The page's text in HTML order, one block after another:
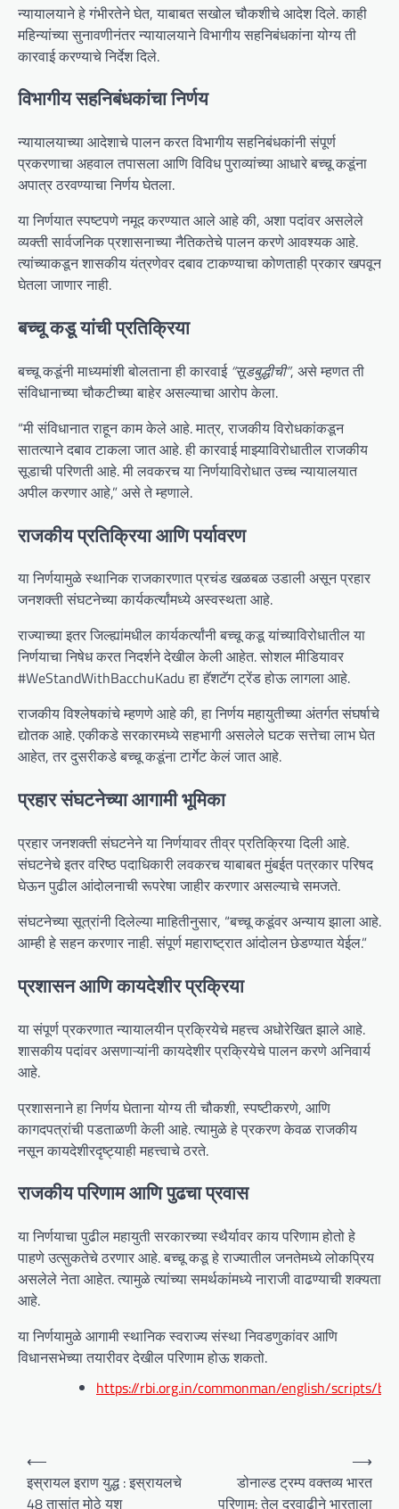
न्यायालयाने हे गंभीरतेने घेत, याबाबत सखोल चौकशीचे आदेश दिले. काही
महिन्यांच्या सुनावणीनंतर न्यायालयाने विभागीय सहनिबंधकांना योग्य ती
कारवाई करण्याचे निर्देश दिले.
विभागीय सहनिबंधकांचा निर्णय
न्यायालयाच्या आदेशाचे पालन करत विभागीय सहनिबंधकांनी संपूर्ण
प्रकरणाचा अहवाल तपासला आणि विविध पुराव्यांच्या आधारे बच्चू कडूंना
अपात्र ठरवण्याचा निर्णय घेतला.
या निर्णयात स्पष्टपणे नमूद करण्यात आले आहे की, अशा पदांवर असलेले
व्यक्ती सार्वजनिक प्रशासनाच्या नैतिकतेचे पालन करणे आवश्यक आहे.
त्यांच्याकडून शासकीय यंत्रणेवर दबाव टाकण्याचा कोणताही प्रकार खपवून
घेतला जाणार नाही.
बच्चू कडू यांची प्रतिक्रिया
बच्चू कडूंनी माध्यमांशी बोलताना ही कारवाई “सूडबुद्धीची”, असे म्हणत ती
संविधानाच्या चौकटीच्या बाहेर असल्याचा आरोप केला.
“मी संविधानात राहून काम केले आहे. मात्र, राजकीय विरोधकांकडून
सातत्याने दबाव टाकला जात आहे. ही कारवाई माझ्याविरोधातील राजकीय
सूडाची परिणती आहे. मी लवकरच या निर्णयाविरोधात उच्च न्यायालयात
अपील करणार आहे,” असे ते म्हणाले.
राजकीय प्रतिक्रिया आणि पर्यावरण
या निर्णयामुळे स्थानिक राजकारणात प्रचंड खळबळ उडाली असून प्रहार
जनशक्ती संघटनेच्या कार्यकर्त्यांमध्ये अस्वस्थता आहे.
राज्याच्या इतर जिल्ह्यांमधील कार्यकर्त्यांनी बच्चू कडू यांच्याविरोधातील या
निर्णयाचा निषेध करत निदर्शने देखील केली आहेत. सोशल मीडियावर
#WeStandWithBacchuKadu हा हॅशटॅग ट्रेंड होऊ लागला आहे.
राजकीय विश्लेषकांचे म्हणणे आहे की, हा निर्णय महायुतीच्या अंतर्गत संघर्षाचे
द्योतक आहे. एकीकडे सरकारमध्ये सहभागी असलेले घटक सत्तेचा लाभ घेत
आहेत, तर दुसरीकडे बच्चू कडूंना टार्गेट केलं जात आहे.
प्रहार संघटनेच्या आगामी भूमिका
प्रहार जनशक्ती संघटनेने या निर्णयावर तीव्र प्रतिक्रिया दिली आहे.
संघटनेचे इतर वरिष्ठ पदाधिकारी लवकरच याबाबत मुंबईत पत्रकार परिषद
घेऊन पुढील आंदोलनाची रूपरेषा जाहीर करणार असल्याचे समजते.
संघटनेच्या सूत्रांनी दिलेल्या माहितीनुसार, “बच्चू कडूंवर अन्याय झाला आहे.
आम्ही हे सहन करणार नाही. संपूर्ण महाराष्ट्रात आंदोलन छेडण्यात येईल.”
प्रशासन आणि कायदेशीर प्रक्रिया
या संपूर्ण प्रकरणात न्यायालयीन प्रक्रियेचे महत्त्व अधोरेखित झाले आहे.
शासकीय पदांवर असणाऱ्यांनी कायदेशीर प्रक्रियेचे पालन करणे अनिवार्य
आहे.
प्रशासनाने हा निर्णय घेताना योग्य ती चौकशी, स्पष्टीकरणे, आणि
कागदपत्रांची पडताळणी केली आहे. त्यामुळे हे प्रकरण केवळ राजकीय
नसून कायदेशीरदृष्ट्याही महत्त्वाचे ठरते.
राजकीय परिणाम आणि पुढचा प्रवास
या निर्णयाचा पुढील महायुती सरकारच्या स्थैर्यावर काय परिणाम होतो हे
पाहणे उत्सुकतेचे ठरणार आहे. बच्चू कडू हे राज्यातील जनतेमध्ये लोकप्रिय
असलेले नेता आहेत. त्यामुळे त्यांच्या समर्थकांमध्ये नाराजी वाढण्याची शक्यता
आहे.
या निर्णयामुळे आगामी स्थानिक स्वराज्य संस्था निवडणुकांवर आणि
विधानसभेच्या तयारीवर देखील परिणाम होऊ शकतो.
https://rbi.org.in/commonman/english/scripts/
o
⟵
इस्रायल इराण युद्ध : इस्रायलचे
48 तासांत मोठे यश
डोनाल्ड ट्रम्प वक्तव्य भारत
परिणाम: तेल दरवाढीने भारताला
⟶